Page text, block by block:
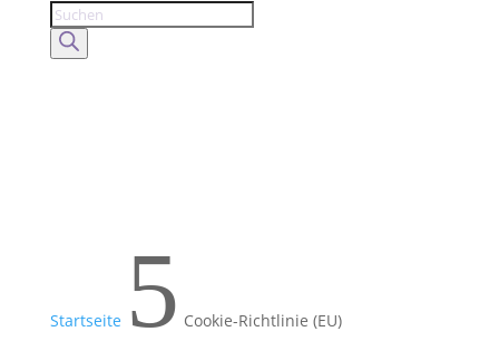
Products
search
Startseite 5 Cookie-Richtlinie (EU)